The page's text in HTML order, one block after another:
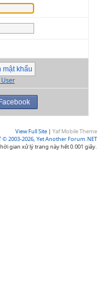
View Full Site | Yaf Mobile Theme
© 2003-2026, Yet Another Forum.NET
gian xử lý trang này hết 0.001 giây.